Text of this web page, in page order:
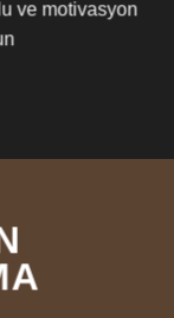
ve motivasyon